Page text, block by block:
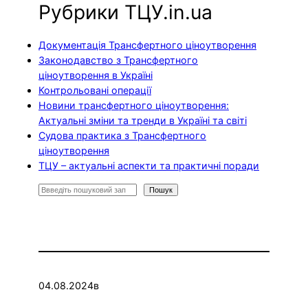
Рубрики ТЦУ.in.ua
Документація Трансфертного ціноутворення
Законодавство з Трансфертного
ціноутворення в Україні
Контрольовані операції
Новини трансфертного ціноутворення:
Актуальні зміни та тренди в Україні та світі
Судова практика з Трансфертного
ціноутворення
ТЦУ – актуальні аспекти та практичні поради
П
Пошук
04.08.2024в